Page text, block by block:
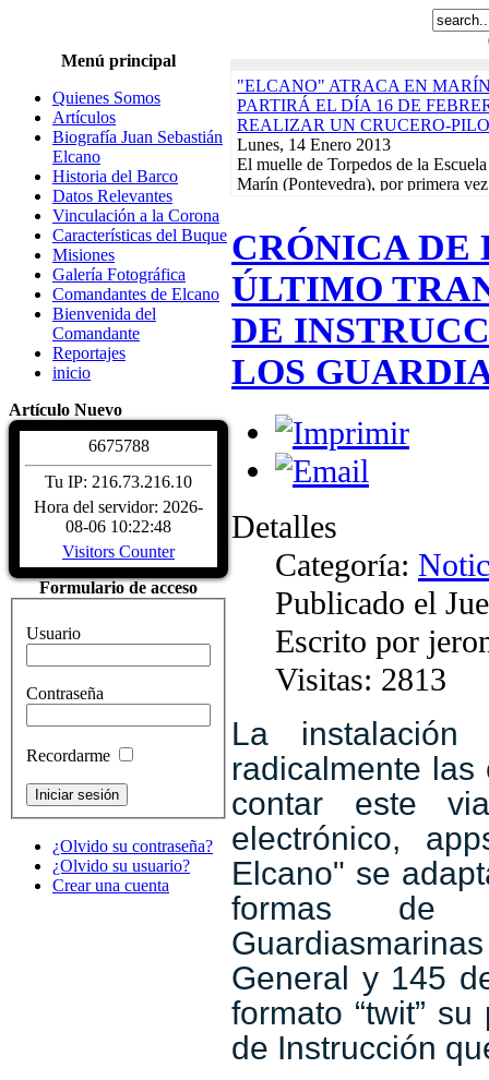
Menú principal
Quienes Somos
Artículos
Biografía Juan Sebastián
Elcano
Historia del Barco
Datos Relevantes
Vinculación a la Corona
Características del Buque
Misiones
Galería Fotográfica
Comandantes de Elcano
Bienvenida del
Comandante
Reportajes
inicio
Artículo Nuevo
6675788
Tu IP: 216.73.216.10
Hora del servidor: 2026-
08-06 10:22:48
Visitors Counter
Formulario de acceso
Usuario
Contraseña
Recordarme
¿Olvido su contraseña?
¿Olvido su usuario?
Crear una cuenta
"ELCANO" ATRACA EN
PARTIRÁ EL DÍA 16 DE
REALIZAR UN CRUCERO-
Lunes, 14 Enero 2013
El muelle de Torpedos de la
Marín (Pontevedra), por primera
"ELCANO" NAVEGA EN
EN EL INICIO DEL CRUCERO-
ACABARÁ EL 21 DE FEBRERO
Lunes, 17 Diciembre 2012
El buque-escuela de la Armada
Sebastián de Elcano" zarpó el
Arsenal de La Carraca, en San
Actividades de la Asociación.
Martes, 10 Enero 2012
BENÉFICO PRO-
DE LORCA
CALENDARIO DE
Read More...
Juan Sebastián de Elcano nació en
provincia de Guipúzcoa, hacia
comerciante, participó en la
Características del
Sábado, 04 Diciembre
CARACTERÍSTICAS - Buque
de Elcano" Descripcion del buque.
HISTÓRICOS. ASTILLEROS:
LARRINAGA (CADIZ)....Read
CRÓNICA DE
ÚLTIMO
DE
LOS
Detalles
Categoría:
Publicado el
Escrito por
Visitas: 2813
La
radicalmente
contar este
electrónico,
Elcano" se
formas de
General y 145
formato “twit”
de Instrucción